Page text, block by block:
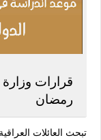
قرارات
رمضان
تبحث العائلات